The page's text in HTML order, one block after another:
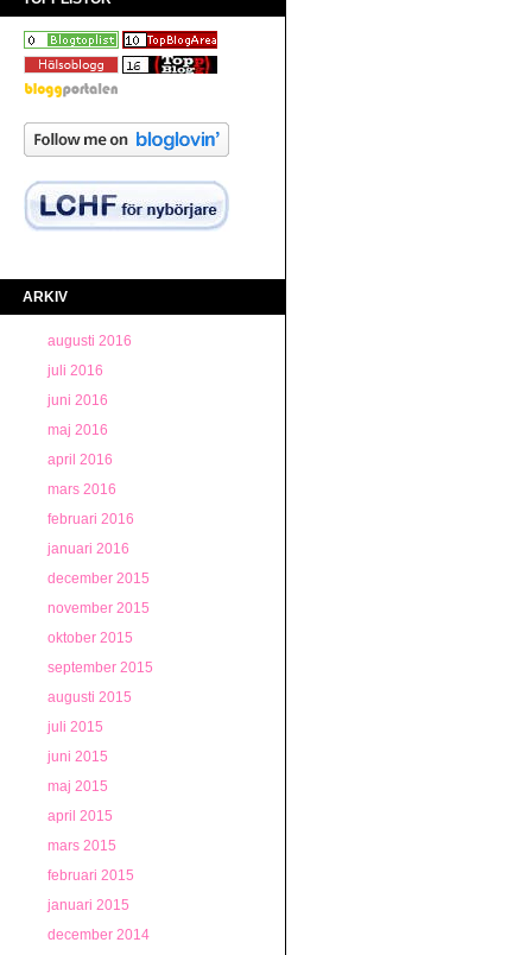
ARKIV
augusti 2016
juli 2016
juni 2016
maj 2016
april 2016
mars 2016
februari 2016
januari 2016
december 2015
november 2015
oktober 2015
september 2015
augusti 2015
juli 2015
juni 2015
maj 2015
april 2015
mars 2015
februari 2015
januari 2015
december 2014